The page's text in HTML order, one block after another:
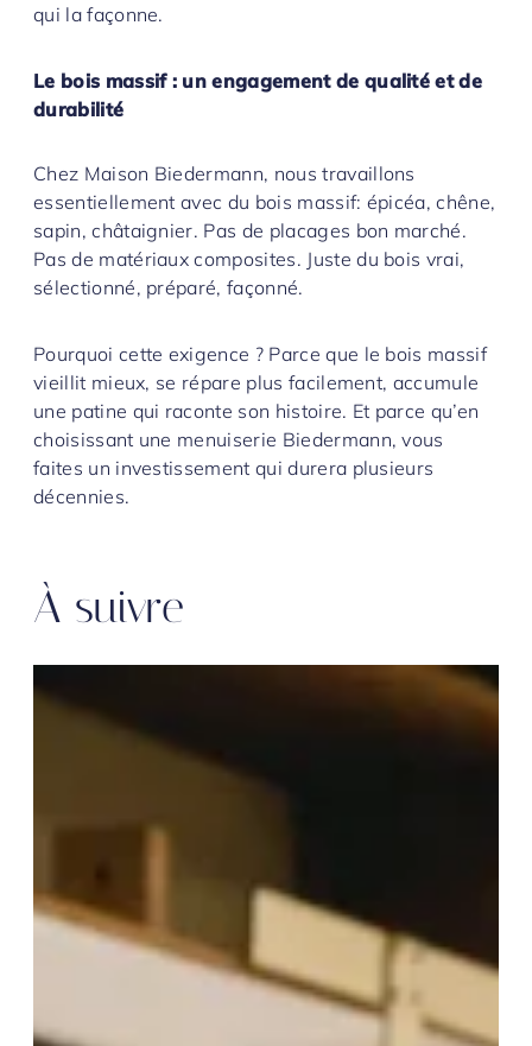
qui la façonne.
Le bois massif : un engagement de qualité et de
durabilité
Chez Maison Biedermann, nous travaillons
essentiellement avec du bois massif: épicéa, chêne,
sapin, châtaignier. Pas de placages bon marché.
Pas de matériaux composites. Juste du bois vrai,
sélectionné, préparé, façonné.
Pourquoi cette exigence ? Parce que le bois massif
vieillit mieux, se répare plus facilement, accumule
une patine qui raconte son histoire. Et parce qu’en
choisissant une menuiserie Biedermann, vous
faites un investissement qui durera plusieurs
décennies.
À suivre